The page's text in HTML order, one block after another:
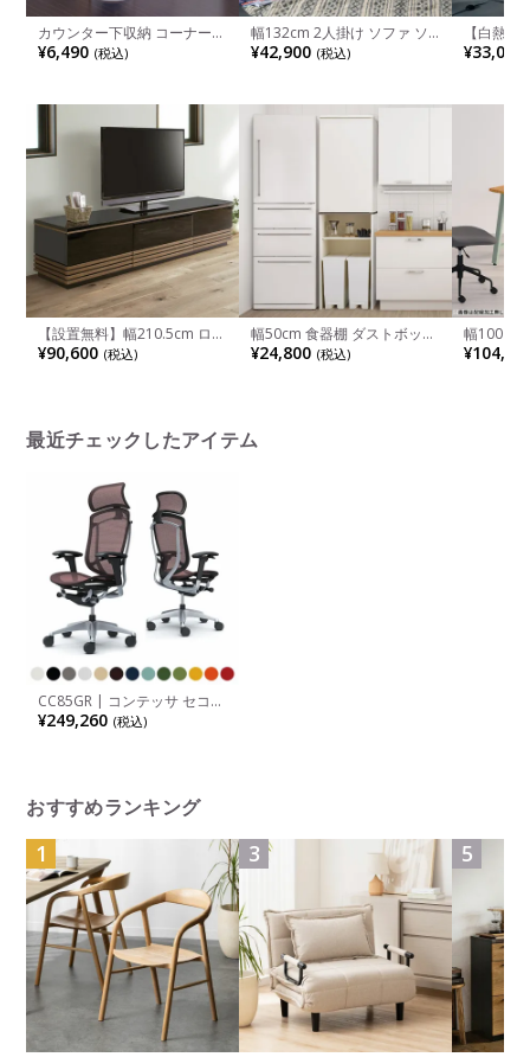
カウンター下収納 コーナー
リビング・キッチン収納 幅
220×奥行220×高さ800mm
¥6,490 (税込)
幅132cm 2人掛け ソファ ソ
ファー 肘付き クッション付
き おしゃれ コンパクトソフ
¥42,900 (税込)
【白熱
プ メラン
床置き 照
ビング 寝
¥33,000
【設置無料】幅210.5cm ロー
ボード テレビボード テレビ
台 UV塗装天板 北欧風 和モダ
¥90,600 (税込)
幅50cm 食器棚 ダストボック
スストレージ プラシア ごみ
箱収納 スリムストッカー キ
¥24,800 (税込)
幅100～
ーデスク
コンデス
最近チェックしたアイテム
CC85GR | コンテッサ セコン
ダ エクストラハイバック 大
型固定ヘッドレスト 座メッシ
¥249,260 (税込)
おすすめランキング
1 3 5